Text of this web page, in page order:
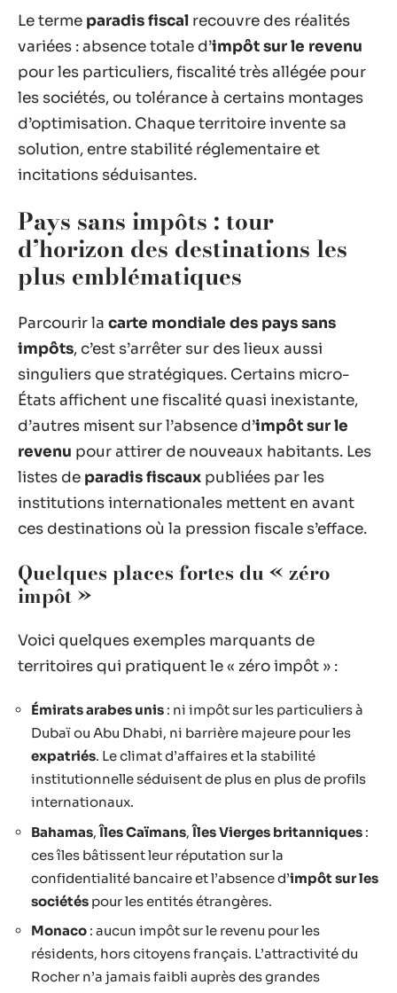
Le terme paradis fiscal recouvre des réalités
variées : absence totale d’impôt sur le revenu
pour les particuliers, fiscalité très allégée pour
les sociétés, ou tolérance à certains montages
d’optimisation. Chaque territoire invente sa
solution, entre stabilité réglementaire et
incitations séduisantes.
Pays sans impôts : tour
d’horizon des destinations les
plus emblématiques
Parcourir la carte mondiale des pays sans
impôts, c’est s’arrêter sur des lieux aussi
singuliers que stratégiques. Certains micro-
États affichent une fiscalité quasi inexistante,
d’autres misent sur l’absence d’impôt sur le
revenu pour attirer de nouveaux habitants. Les
listes de paradis fiscaux publiées par les
institutions internationales mettent en avant
ces destinations où la pression fiscale s’efface.
Quelques places fortes du « zéro
impôt »
Voici quelques exemples marquants de
territoires qui pratiquent le « zéro impôt » :
Émirats arabes unis : ni impôt sur les particuliers à
Dubaï ou Abu Dhabi, ni barrière majeure pour les
expatriés. Le climat d’affaires et la stabilité
institutionnelle séduisent de plus en plus de profils
internationaux.
Bahamas,Îles Caïmans,Îles Vierges britanniques :
ces îles bâtissent leur réputation sur la
confidentialité bancaire et l’absence d’impôt sur les
sociétés pour les entités étrangères.
Monaco : aucun impôt sur le revenu pour les
résidents, hors citoyens français. L’attractivité du
Rocher n’a jamais faibli auprès des grandes